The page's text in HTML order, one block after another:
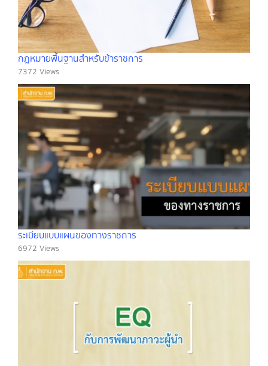
กฎหมายพื้นฐานสำหรับข้าราชการ
7372 Views
ระเบียบแบบแผนของทางราชการ
6972 Views